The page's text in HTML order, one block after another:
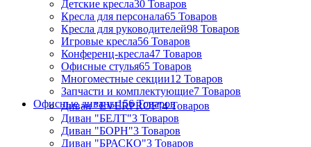
Детские кресла30 Товаров
Кресла для персонала65 Товаров
Кресла для руководителей98 Товаров
Игровые кресла56 Товаров
Конференц-кресла47 Товаров
Офисные стулья65 Товаров
Многоместные секции12 Товаров
Запчасти и комплектующие7 Товаров
Офисные диваны156 Товаров
Диван "EVERPROF"4 Товаров
Диван "БЕЛТ"3 Товаров
Диван "БОРН"3 Товаров
Диван "БРАСКО"3 Товаров